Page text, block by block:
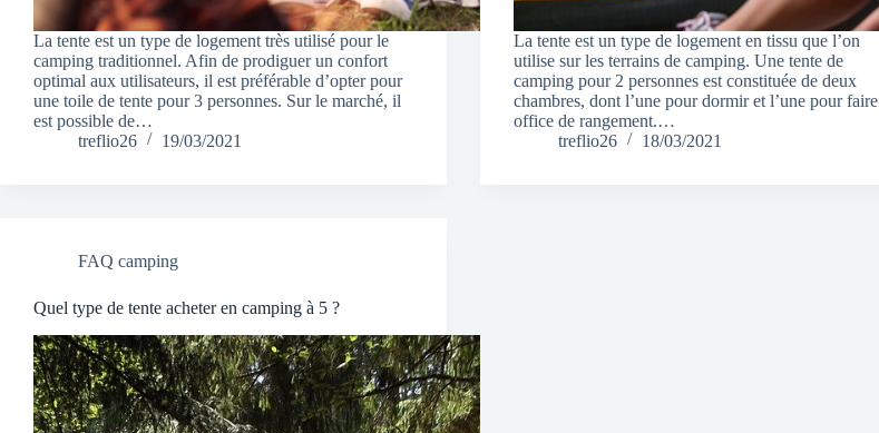
La tente est un type de logement très utilisé pour le
camping traditionnel. Afin de prodiguer un confort
optimal aux utilisateurs, il est préférable d’opter pour
une toile de tente pour 3 personnes. Sur le marché, il
est possible de…
treflio26
19/03/2021
La tente est un type de logement en tissu que l’on
utilise sur les terrains de camping. Une tente de
camping pour 2 personnes est constituée de deux
chambres, dont l’une pour dormir et l’une pour faire
office de rangement.…
treflio26
18/03/2021
FAQ camping
Quel type de tente acheter en camping à 5 ?